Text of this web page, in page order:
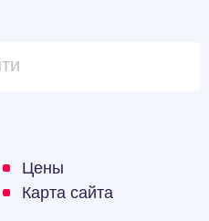
Цены
Карта сайта